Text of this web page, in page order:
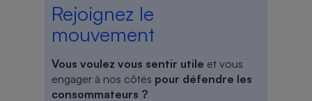
Rejoignez le
mouvement
Vous voulez vous sentir utile et vous
engager à nos côtés pour défendre les
consommateurs ?